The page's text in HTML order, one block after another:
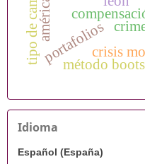
método
portafolios
t
i
p
o
d
e
c
a
m
b
i
o
m
e
x
i
c
a
n crisis
Idioma
Español (España)